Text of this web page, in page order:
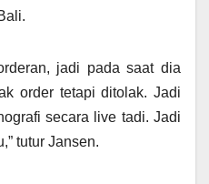
jadi pada saat dia
order tetapi ditolak. Jadi
secara live tadi. Jadi
tutur Jansen.